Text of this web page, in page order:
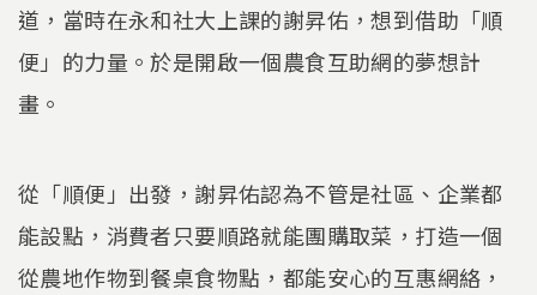
道，當時在永和社大上課的謝昇佑，想到借助「順
便」的力量。於是開啟一個農食互助網的夢想計
畫。
從「順便」出發，謝昇佑認為不管是社區、企業都
能設點，消費者只要順路就能團購取菜，打造一個
從農地作物到餐桌食物點，都能安心的互惠網絡，